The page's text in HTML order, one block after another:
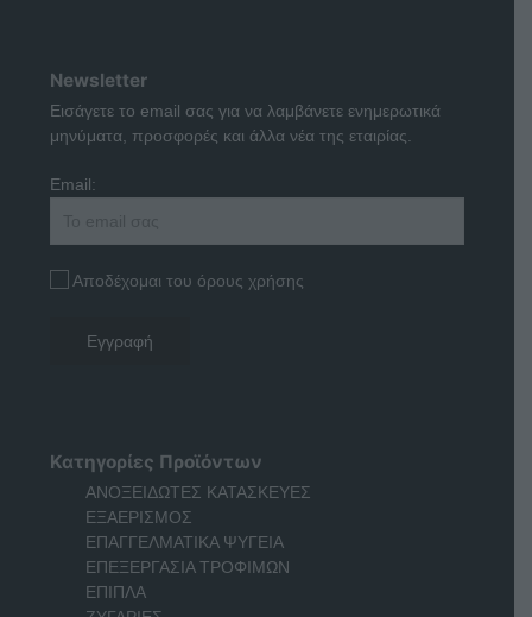
Newsletter
Εισάγετε το email σας για να λαμβάνετε ενημερωτικά
μηνύματα, προσφορές και άλλα νέα της εταιρίας.
Email:
Αποδέχομαι του όρους χρήσης
Κατηγορίες Προϊόντων
ΑΝΟΞΕΙΔΩΤΕΣ ΚΑΤΑΣΚΕΥΕΣ
ΕΞΑΕΡΙΣΜΟΣ
ΕΠΑΓΓΕΛΜΑΤΙΚΑ ΨΥΓΕΙΑ
ΕΠΕΞΕΡΓΑΣΙΑ ΤΡΟΦΙΜΩΝ
ΕΠΙΠΛΑ